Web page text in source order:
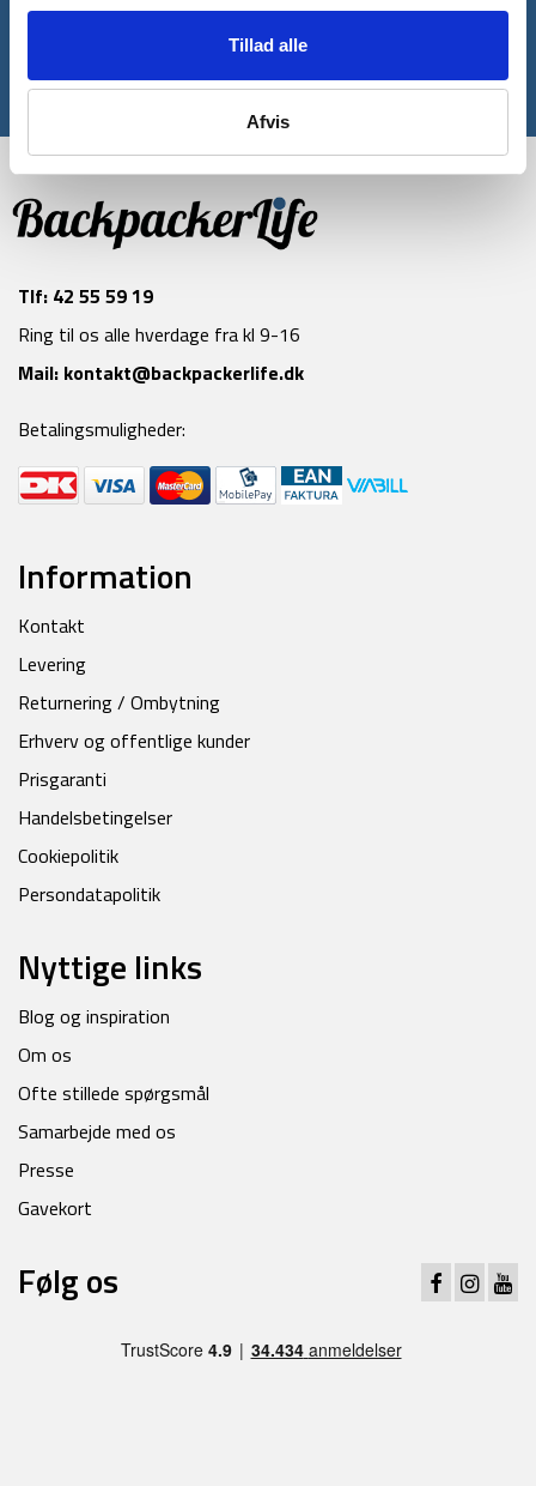
Tillad alle
Afvis
Tlf: 42 55 59 19
Ring til os alle hverdage fra kl 9-16
Mail: kontakt@backpackerlife.dk
Betalingsmuligheder:
Information
Kontakt
Levering
Returnering / Ombytning
Erhverv og offentlige kunder
Prisgaranti
Handelsbetingelser
Cookiepolitik
Persondatapolitik
Nyttige links
Blog og inspiration
Om os
Ofte stillede spørgsmål
Samarbejde med os
Presse
Gavekort
Følg os